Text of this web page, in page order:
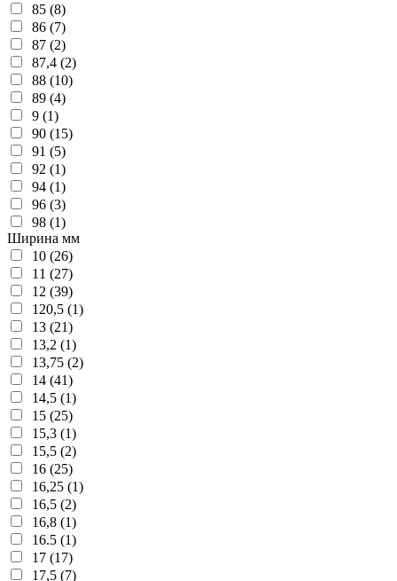
85 (8)
86 (7)
87 (2)
87,4 (2)
88 (10)
89 (4)
9 (1)
90 (15)
91 (5)
92 (1)
94 (1)
96 (3)
98 (1)
Ширина мм
10 (26)
11 (27)
12 (39)
120,5 (1)
13 (21)
13,2 (1)
13,75 (2)
14 (41)
14,5 (1)
15 (25)
15,3 (1)
15,5 (2)
16 (25)
16,25 (1)
16,5 (2)
16,8 (1)
16.5 (1)
17 (17)
17,5 (7)